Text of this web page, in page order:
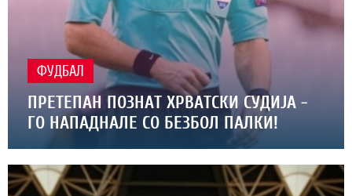
ФУДБАЛ
ПРЕТЕПАН ПОЗНАТ ХРВАТСКИ СУДИЈА -
ГО НАПАДНАЛЕ СО БЕЗБОЛ ПАЛКИ!